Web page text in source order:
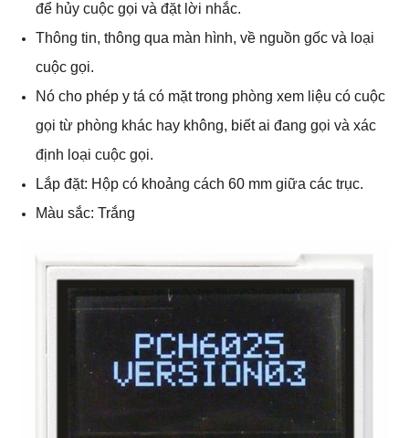
để hủy cuộc gọi và đặt lời nhắc.
Thông tin, thông qua màn hình, về nguồn gốc và loại
cuộc gọi.
Nó cho phép y tá có mặt trong phòng xem liệu có cuộc
gọi từ phòng khác hay không, biết ai đang gọi và xác
định loại cuộc gọi.
Lắp đặt: Hộp có khoảng cách 60 mm giữa các trục.
Màu sắc: Trắng